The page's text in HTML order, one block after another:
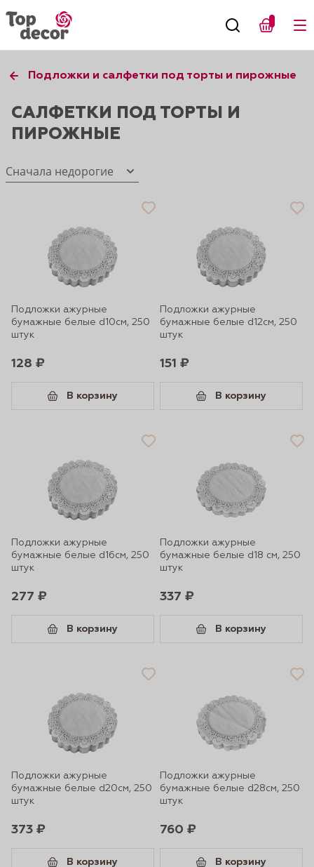
Подложки и салфетки под торты и пирожные
САЛФЕТКИ ПОД ТОРТЫ И
ПИРОЖНЫЕ
Сначала недорогие
Подложки ажурные
бумажные белые d10см, 250
штук
128 ₽
В корзину
Подложки ажурные
бумажные белые d12cм, 250
штук
151 ₽
В корзину
Подложки ажурные
бумажные белые d16см, 250
штук
277 ₽
В корзину
Подложки ажурные
бумажные белые d18 cм, 250
штук
337 ₽
В корзину
Подложки ажурные
бумажные белые d20см, 250
штук
373 ₽
В корзину
Подложки ажурные
бумажные белые d28см, 250
штук
760 ₽
В корзину